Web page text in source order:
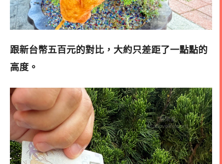
跟新台幣五百元的對比，大約只差距了一點點的
高度 。